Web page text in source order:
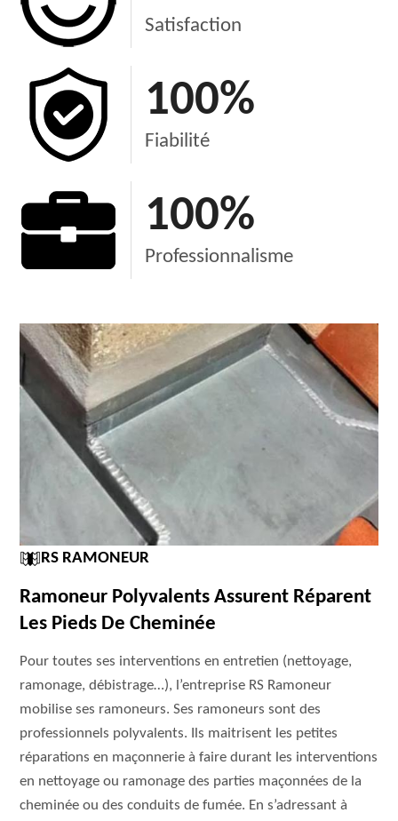
Satisfaction
100%
Fiabilité
100%
Professionnalisme
RS RAMONEUR
Ramoneur Polyvalents Assurent Réparent
Les Pieds De Cheminée
Pour toutes ses interventions en entretien (nettoyage,
ramonage, débistrage…), l’entreprise RS Ramoneur
mobilise ses ramoneurs. Ses ramoneurs sont des
professionnels polyvalents. Ils maitrisent les petites
réparations en maçonnerie à faire durant les interventions
en nettoyage ou ramonage des parties maçonnées de la
cheminée ou des conduits de fumée. En s’adressant à